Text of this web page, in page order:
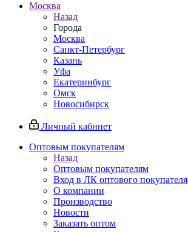
Москва
Назад
Города
Москва
Санкт-Петербург
Казань
Уфа
Екатеринбург
Омск
Новосибирск
Личный кабинет
Оптовым покупателям
Назад
Оптовым покупателям
Вход в ЛК оптового покупателя
О компании
Производство
Новости
Заказать оптом